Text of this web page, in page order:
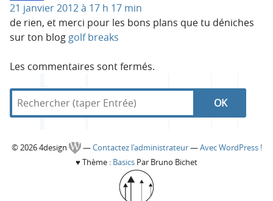
21 janvier 2012 à 17 h 17 min
de rien, et merci pour les bons plans que tu déniches
sur ton blog golf breaks
Les commentaires sont fermés.
R
R
e
d
4
C
© 2026 4design —Contactez l'administrateur—Avec WordPress !
♥ Thème : Basics Par Bruno Bichet